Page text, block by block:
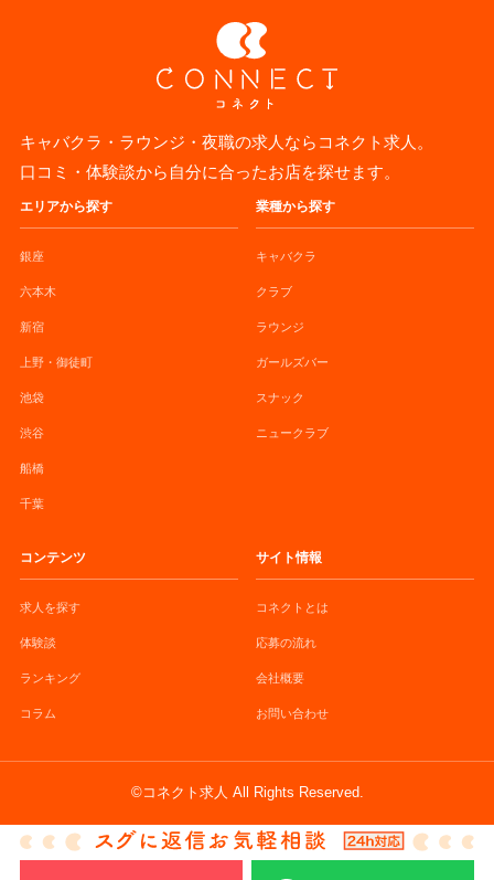
キャバクラ・ラウンジ・夜職の求人ならコネクト求人。
口コミ・体験談から自分に合ったお店を探せます。
エリアから探す
銀座
六本木
新宿
上野・御徒町
池袋
渋谷
船橋
千葉
業種から探す
キャバクラ
クラブ
ラウンジ
ガールズバー
スナック
ニュークラブ
コンテンツ
求人を探す
体験談
ランキング
コラム
サイト情報
コネクトとは
応募の流れ
会社概要
お問い合わせ
©コネクト求人 All Rights Reserved.